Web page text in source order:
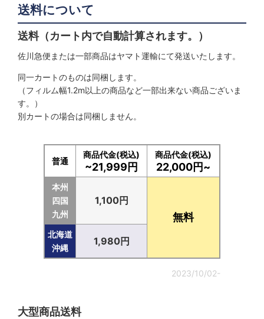
送料について
送料（カート内で自動計算されます。）
佐川急便または一部商品はヤマト運輸にて発送いたします。
同一カートのものは同梱します。
（フィルム幅1.2m以上の商品など一部出来ない商品ございま
す。）
別カートの場合は同梱しません。
普通
商品代金(税込)
~21,999円
商品代金(税込)
22,000円~
本州
四国
九州
1,100円
無料
北海道
沖縄
1,980円
2023/10/02-
大型商品送料